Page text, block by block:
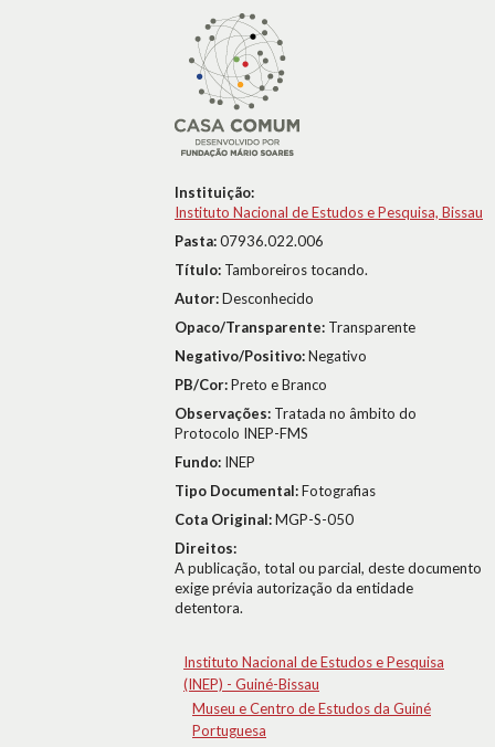
Instituição:
Instituto Nacional de Estudos e Pesquisa, Bissau
Pasta:07936.022.006
Título: Tamboreiros tocando.
Autor:Desconhecido
Opaco/Transparente: Transparente
Negativo/Positivo:Negativo
PB/Cor:Preto e Branco
Observações: Tratada no âmbito do
Protocolo INEP-FMS
Fundo: INEP
Tipo Documental:Fotografias
Cota Original:MGP-S-050
Direitos:
A publicação, total ou parcial, deste documento
exige prévia autorização da entidade
detentora.
Instituto Nacional de Estudos e Pesquisa
(INEP) - Guiné-Bissau
Museu e Centro de Estudos da Guiné
Portuguesa